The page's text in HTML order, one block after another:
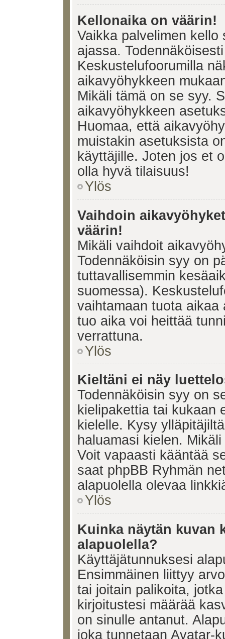
Kellonaika on väärin!
Vaikka palvelimen
ajassa.
Keskustelufoorumilla
aikavyöhykkeen
Mikäli tämä on se syy.
aikavyöhykkeen
Huomaa, että
muistakin asetuksista
käyttäjille. Joten jos et
olla hyvä tilaisuus!
Ylös
Vaihdoin
väärin!
Mikäli vaihdoit
Todennäköisin syy on
tuttavallisemmin
suomessa).
vaihtamaan tuota
tuo aika voi heittää
verrattuna.
Ylös
Kieltäni ei näy
Todennäköisin syy on
kielipakettia tai kukaan
kielelle. Kysy
haluamasi kielen.
Voit vapaasti kääntää
saat phpBB Ryhmän
alapuolella olevaa
Ylös
Kuinka näytän kuvan
alapuolella?
Käyttäjätunnuksesi
Ensimmäinen liittyy
tai joitain palikoita,
kirjoitustesi määrää
on sinulle antanut.
joka tunnetaan Avatar-